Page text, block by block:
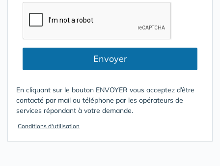
Envoyer
En cliquant sur le bouton ENVOYER vous acceptez d’être
contacté par mail ou téléphone par les opérateurs de
services répondant à votre demande.
Conditions d'utilisation